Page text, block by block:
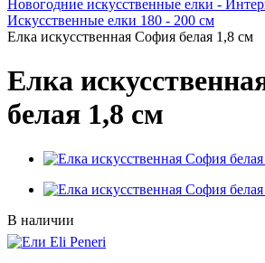
Новогодние искусственные елки -
Искусственные елки 180 - 200 см
Елка искусственная София белая 1,8 см
Елка
белая 1,8 см
В наличии